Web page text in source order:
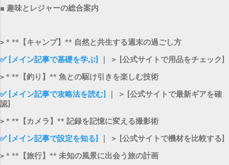
■ 趣味とレジャーの総合案内
> * **【キャンプ】** 自然と共生する週末の過ごし方
✅ [メイン記事で基礎を学ぶ]
｜ ＞ [公式サイトで用品をチェック]
> * **【釣り】** 魚との駆け引きを楽しむ技術
✅ [メイン記事で攻略法を読む]
｜ ＞ [公式サイトで最新ギアを確
認]
> * **【カメラ】** 記録を記憶に変える撮影術
✅ [メイン記事で設定を知る]
｜ ＞ [公式サイトで機材を比較する]
> * **【旅行】** 未知の風景に出会う旅の計画